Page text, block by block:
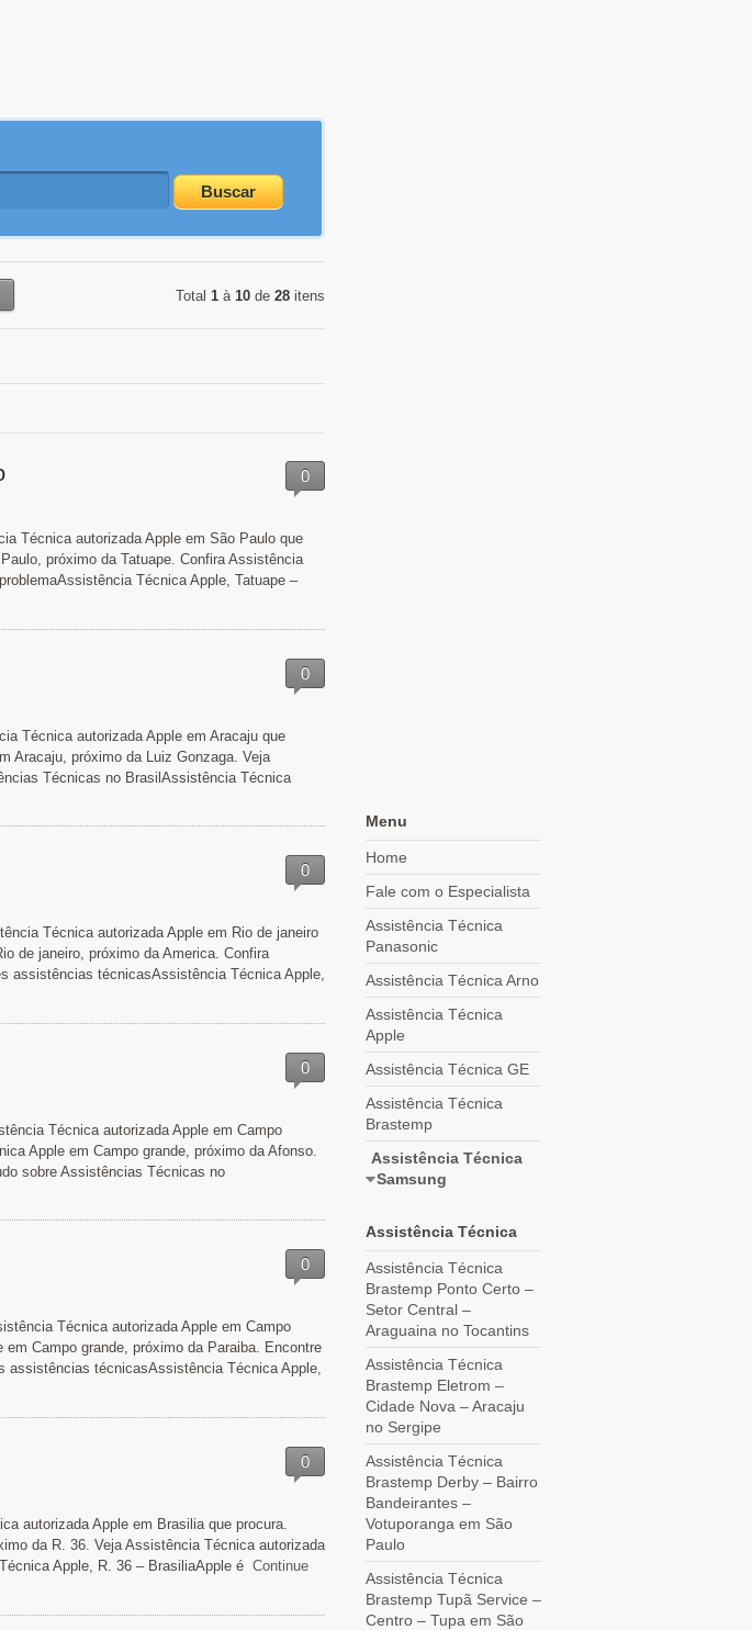
Buscar
Total1 à10 de28 itens
Técnica autorizada Apple em São Paulo que
próximo da Tatuape. Confira Assistência
Técnica Apple, Tatuape –
0
Técnica autorizada Apple em Aracaju que
Aracaju, próximo da Luiz Gonzaga. Veja
Técnicas no BrasilAssistência Técnica
0
Técnica autorizada Apple em Rio de janeiro
de janeiro, próximo da America. Confira
assistências técnicasAssistência Técnica Apple,
0
Técnica autorizada Apple em Campo
Apple em Campo grande, próximo da Afonso.
sobre Assistências Técnicas no
0
Técnica autorizada Apple em Campo
Campo grande, próximo da Paraiba. Encontre
assistências técnicasAssistência Técnica Apple,
0
autorizada Apple em Brasilia que procura.
da R. 36. Veja Assistência Técnica autorizada
Apple, R. 36 – BrasiliaApple é Continue
0
Menu
Home
Fale com o Especialista
Assistência Técnica
Panasonic
Assistência Técnica Arno
Assistência Técnica
Apple
Assistência Técnica GE
Assistência Técnica
Brastemp
Assistência Técnica
Samsung
Assistência Técnica
Assistência Técnica
Brastemp Ponto Certo –
Setor Central –
Araguaina no Tocantins
Assistência Técnica
Brastemp Eletrom –
Cidade Nova – Aracaju
no Sergipe
Assistência Técnica
Brastemp Derby – Bairro
Bandeirantes –
Votuporanga em São
Paulo
Assistência Técnica
Brastemp Tupã Service –
Centro – Tupa em São